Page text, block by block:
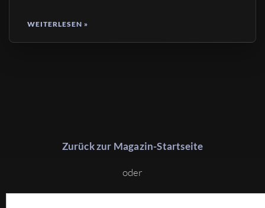
WEITERLESEN »
Zurück zur Magazin-Startseite
oder